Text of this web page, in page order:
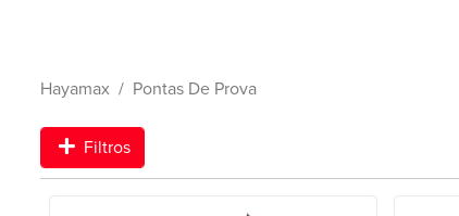
Hayamax Pontas De Prova
Filtros